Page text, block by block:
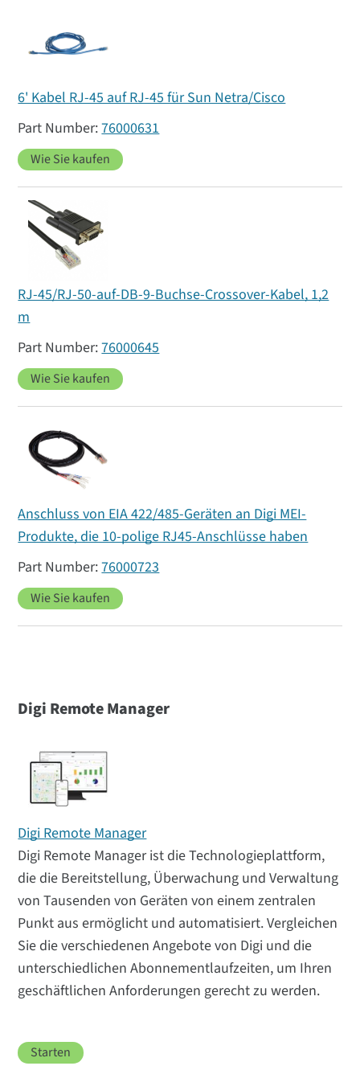
6' Kabel RJ-45 auf RJ-45 für Sun Netra/Cisco
76000631
Wie Sie kaufen
RJ-45/RJ-50-auf-DB-9-Buchse-Crossover-Kabel, 1,2
m
76000645
Wie Sie kaufen
Anschluss von EIA 422/485-Geräten an Digi MEI-
Produkte, die 10-polige RJ45-Anschlüsse haben
76000723
Wie Sie kaufen
Digi Remote Manager
Digi Remote Manager
Digi Remote Manager ist die Technologieplattform,
die die Bereitstellung, Überwachung und Verwaltung
von Tausenden von Geräten von einem zentralen
Punkt aus ermöglicht und automatisiert. Vergleichen
Sie die verschiedenen Angebote von Digi und die
unterschiedlichen Abonnementlaufzeiten, um Ihren
geschäftlichen Anforderungen gerecht zu werden.
Starten